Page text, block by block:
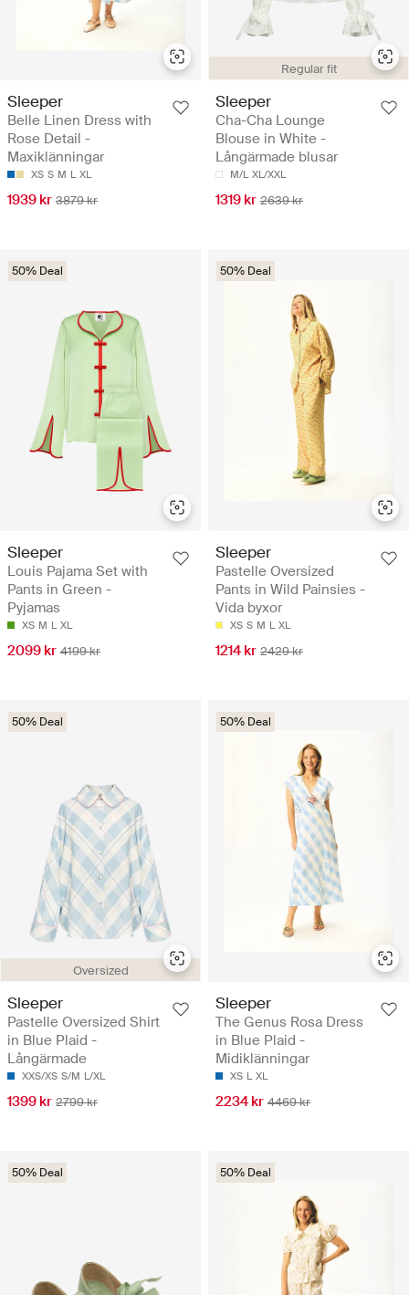
Sleeper
Belle Linen Dress with
Rose Detail -
Maxiklänningar
XS S M L XL
1939 kr 3879 kr
Regular fit
Sleeper
Cha-Cha Lounge
Blouse in White -
Långärmade blusar
M/L XL/XXL
1319 kr 2639 kr
50% Deal
Sleeper
Louis Pajama Set with
Pants in Green -
Pyjamas
XS M L XL
2099 kr 4199 kr
50% Deal
Sleeper
Pastelle Oversized
Pants in Wild Painsies -
Vida byxor
XS S M L XL
1214 kr 2429 kr
Oversized
50% Deal
Sleeper
Pastelle Oversized Shirt
in Blue Plaid -
Långärmade
XXS/XS S/M L/XL
1399 kr 2799 kr
50% Deal
Sleeper
The Genus Rosa Dress
in Blue Plaid -
Midiklänningar
XS L XL
2234 kr 4469 kr
50% Deal 50% Deal